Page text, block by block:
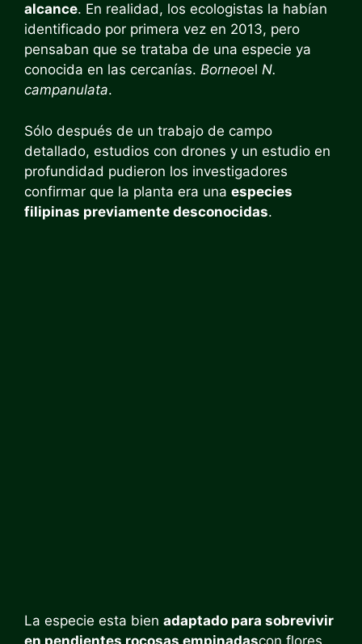
alcance. En realidad, los ecologistas la habían
identificado por primera vez en 2013, pero
pensaban que se trataba de una especie ya
conocida en las cercanías. Borneoel N.
campanulata.
Sólo después de un trabajo de campo
detallado, estudios con drones y un estudio en
profundidad pudieron los investigadores
confirmar que la planta era una especies
filipinas previamente desconocidas.
La especie esta bien adaptado para sobrevivir
en pendientes rocosas empinadascon flores